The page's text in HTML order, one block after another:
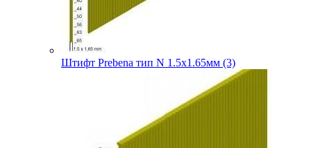
Штифт Prebena тип N 1.5х1.65мм (3)